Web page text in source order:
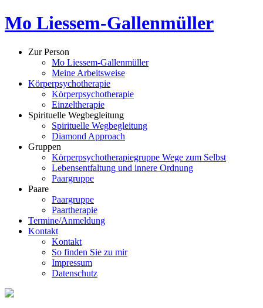
Mo Liessem-Gallenmüller
Zur Person
Mo Liessem-Gallenmüller
Meine Arbeitsweise
Körperpsychotherapie
Körperpsychotherapie
Einzeltherapie
Spirituelle Wegbegleitung
Spirituelle Wegbegleitung
Diamond Approach
Gruppen
Körperpsychotherapiegruppe Wege zum Selbst
Lebensentfaltung und innere Ordnung
Paargruppe
Paare
Paargruppe
Paartherapie
Termine/Anmeldung
Kontakt
Kontakt
So finden Sie zu mir
Impressum
Datenschutz